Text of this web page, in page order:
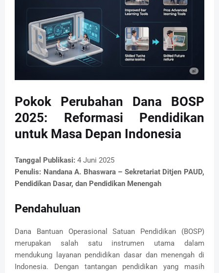
Pokok Perubahan Dana BOSP
2025: Reformasi Pendidikan
untuk Masa Depan Indonesia
Tanggal Publikasi: 4 Juni 2025
Penulis: Nandana A. Bhaswara – Sekretariat Ditjen PAUD,
Pendidikan Dasar, dan Pendidikan Menengah
Pendahuluan
Dana Bantuan Operasional Satuan Pendidikan (BOSP)
merupakan salah satu instrumen utama dalam
mendukung layanan pendidikan dasar dan menengah di
Indonesia. Dengan tantangan pendidikan yang masih